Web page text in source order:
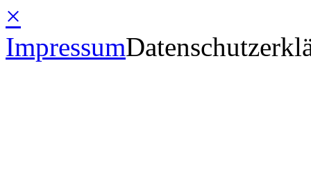
×
Impressum